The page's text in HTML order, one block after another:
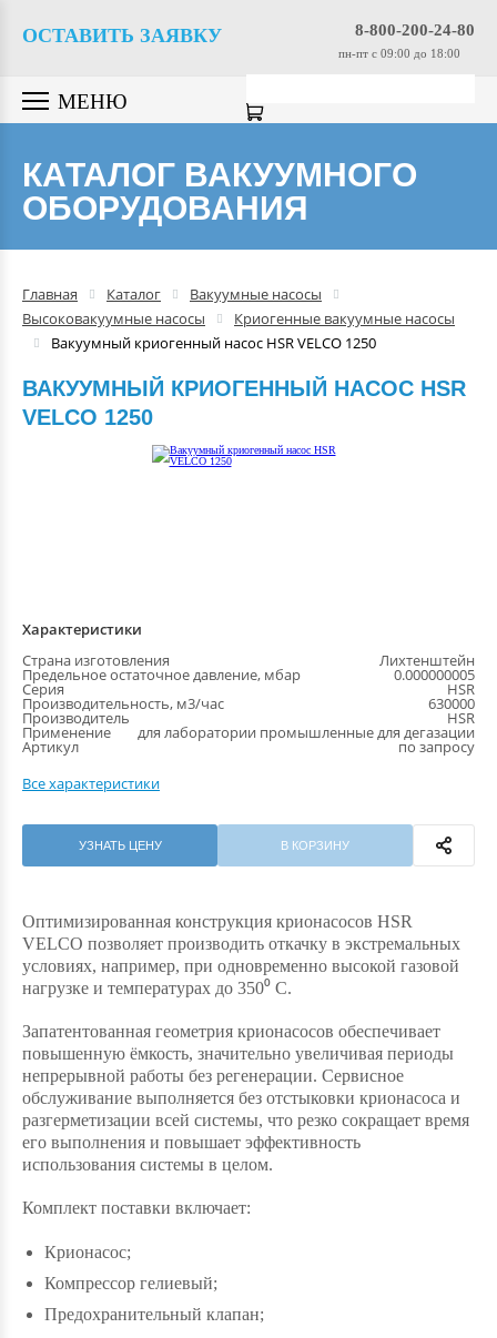
8-800-200-24-80
пн-пт c 09:00 до 18:00
ОСТАВИТЬ ЗАЯВКУ
МЕНЮ
КАТАЛОГ ВАКУУМНОГО
ОБОРУДОВАНИЯ
Главная Каталог
Вакуумные насосы
Высоковакуумные насосы
Криогенные вакуумные насосы
Вакуумный криогенный насос HSR VELCO 1250
Вакуумные насосы
Вакуумные датчики
Гелиевые течеискатели
Компрессоры
Вакуумные камеры
Промышленные вакуумные
ВАКУУМНЫЙ КРИОГЕННЫЙ НАСОС HSR
VELCO 1250
Характеристики
Страна изготовления
Лихтенштейн
Предельное остаточное давление, мбар 0.000000005
Серия HSR
Производительность, м3/час 630000
Производитель HSR
Применение для лаборатории промышленные для дегазации
Артикул
по запросу
Все характеристики
УЗНАТЬ ЦЕНУ В КОРЗИНУ
Оптимизированная конструкция крионасосов HSR
VELCO позволяет производить откачку в экстремальных
условиях, например, при одновременно высокой газовой
нагрузке и температурах до 350⁰ С.
Запатентованная геометрия крионасосов обеспечивает
повышенную ёмкость, значительно увеличивая периоды
непрерывной работы без регенерации. Сервисное
обслуживание выполняется без отстыковки крионасоса и
разгерметизации всей системы, что резко сокращает время
его выполнения и повышает эффективность
использования системы в целом.
Комплект поставки включает:
Крионасос;
Компрессор гелиевый;
Предохранительный клапан;